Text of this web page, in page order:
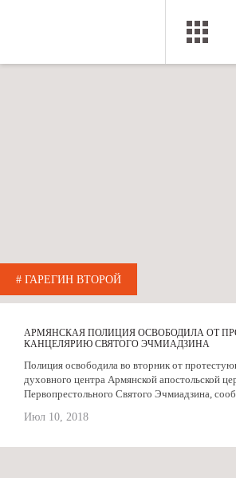
# ГАРЕГИН ВТОРОЙ
АРМЯНСКАЯ ПОЛИЦИЯ ОСВОБОДИЛА ОТ
КАНЦЕЛЯРИЮ СВЯТОГО ЭЧМИАДЗИНА
Полиция освободила во вторник от
духовного центра Армянской апостольской
Первопрестольного Святого Эчмиадзина,
Они требуют добровольного отказа от сана
Июл 10, 2018